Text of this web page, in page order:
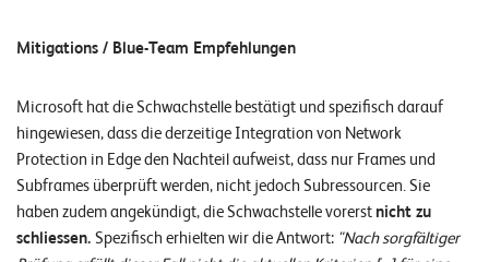
Mitigations / Blue-Team Empfehlungen
Microsoft hat die Schwachstelle bestätigt und spezifisch darauf
hingewiesen, dass die derzeitige Integration von Network
Protection in Edge den Nachteil aufweist, dass nur Frames und
Subframes überprüft werden, nicht jedoch Subressourcen. Sie
haben zudem angekündigt, die Schwachstelle vorerst nicht zu
schliessen. Spezifisch erhielten wir die Antwort: "Nach sorgfältiger